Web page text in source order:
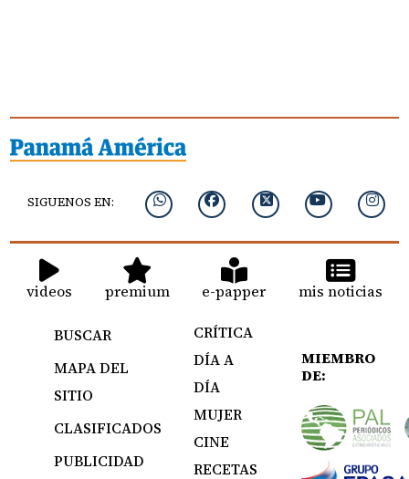
SIGUENOS EN:
videos premium e-papper mis noticias
BUSCAR
MAPA DEL
SITIO
CLASIFICADOS
PUBLICIDAD
CRÍTICA
DÍA A
DÍA
MUJER
CINE
RECETAS
MIEMBRO
DE: